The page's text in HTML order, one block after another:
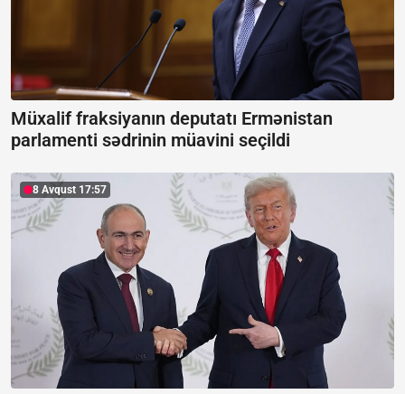
Müxalif fraksiyanın deputatı Ermənistan
parlamenti sədrinin müavini seçildi
8 Avqust 17:57